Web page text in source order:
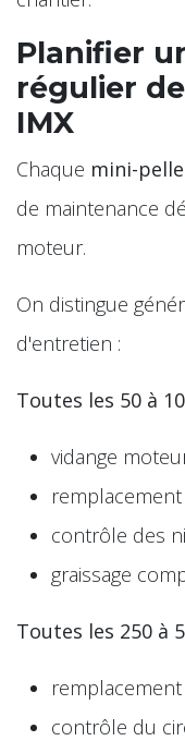
Planifier
régulier
IMX
Chaque mini-
de maintenance
moteur.
On distingue
d'entretien :
Toutes les 50 à
vidange
contrôle des
graissage
Toutes les 250 à
contrôle du